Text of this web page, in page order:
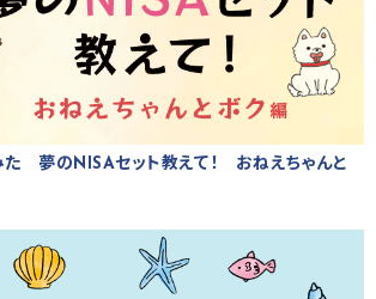
夢のNISAセット教えて！ おねえちゃんと